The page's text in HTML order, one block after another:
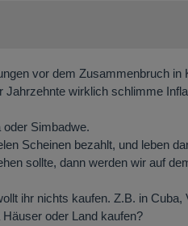
vor dem Zusammenbruch in
wirklich schlimme
Simbadwe.
Scheinen bezahlt, und leben
sollte, dann werden wir auf
ihr nichts kaufen. Z.B. in
oder Land kaufen?